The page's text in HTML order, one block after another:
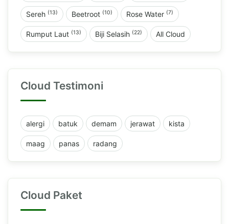
Sereh (13) Beetroot (10) Rose Water (7)
Rumput Laut (13) Biji Selasih (22) All Cloud
Cloud Testimoni
alergi batuk demam jerawat kista
maag panas radang
Cloud Paket